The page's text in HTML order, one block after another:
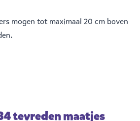
mogen tot maximaal 20 cm boven
tevreden maatjes